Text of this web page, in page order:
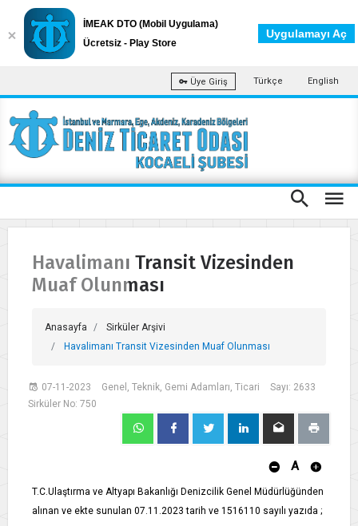
Üye Giriş Türkçe English
Havalimanı Transit Vizesinden
Muaf Olunması
Anasayfa
Sirküler Arşivi
Havalimanı Transit Vizesinden Muaf Olunması
07-11-2023 Genel, Teknik, Gemi Adamları, Ticari
Sayı: 2633
Sirküler No: 750
A
T.C.Ulaştırma ve Altyapı Bakanlığı Denizcilik Genel Müdürlüğünden
alınan ve ekte sunulan 07.11.2023 tarih ve 1516110 sayılı yazıda ;
İMEAK DTO (Mobil Uygulama)
Ücretsiz - Play Store
Uygulamayı Aç